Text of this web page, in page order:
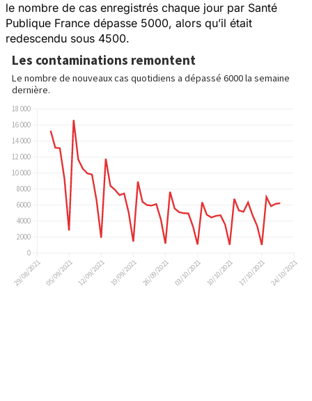
le nombre de cas enregistrés chaque jour par Santé
Publique France dépasse 5000, alors qu’il était
redescendu sous 4500.